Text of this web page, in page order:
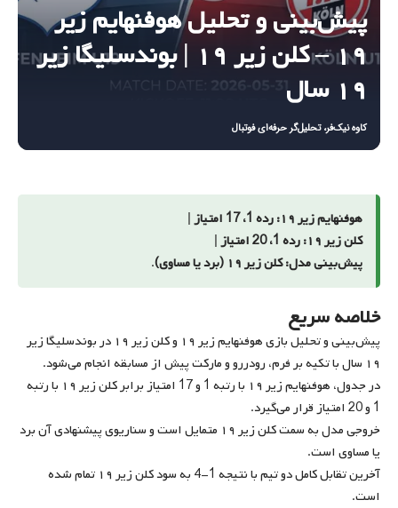
پیش‌بینی و تحلیل هوفنهایم زیر
۱۹ – کلن زیر ۱۹ | بوندسلیگا زیر
۱۹ سال
کاوه نیک‌فر، تحلیل‌گر حرفه‌ای فوتبال
هوفنهایم زیر ۱۹: رده 1، 17 امتیاز
|
کلن زیر ۱۹: رده 1، 20 امتیاز
|
پیش‌بینی مدل: کلن زیر ۱۹ (برد یا مساوی)
.
خلاصه سریع
پیش‌بینی و تحلیل بازی هوفنهایم زیر ۱۹ و کلن زیر ۱۹ در بوندسلیگا زیر
۱۹ سال با تکیه بر فرم، رودررو و مارکت پیش از مسابقه انجام می‌شود.
در جدول، هوفنهایم زیر ۱۹ با رتبه 1 و 17 امتیاز برابر کلن زیر ۱۹ با رتبه
1 و 20 امتیاز قرار می‌گیرد.
خروجی مدل به سمت کلن زیر ۱۹ متمایل است و سناریوی پیشنهادی آن برد
یا مساوی است.
آخرین تقابل کامل دو تیم با نتیجه 1-4 به سود کلن زیر ۱۹ تمام شده
است.